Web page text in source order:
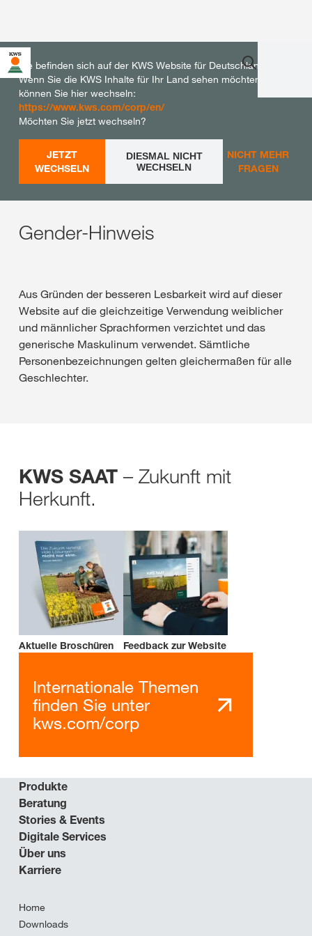
Sie befinden sich auf der KWS Website für Deutschland.
Wenn Sie die KWS Inhalte für Ihr Land sehen möchten,
können Sie hier wechseln:
https://www.kws.com/corp/en/
Möchten Sie jetzt wechseln?
JETZT
WECHSELN
DIESMAL NICHT
WECHSELN
NICHT MEHR
FRAGEN
Gender-Hinweis
Aus Gründen der besseren Lesbarkeit wird auf dieser
Website auf die gleichzeitige Verwendung weiblicher
und männlicher Sprachformen verzichtet und das
generische Maskulinum verwendet. Sämtliche
Personenbezeichnungen gelten gleichermaßen für alle
Geschlechter.
KWS SAAT – Zukunft mit
Herkunft.
Aktuelle Broschüren Feedback zur Website
Internationale Themen
finden Sie unter
kws.com/corp
Produkte
Beratung
Stories & Events
Digitale Services
Über uns
Karriere
Home
Downloads